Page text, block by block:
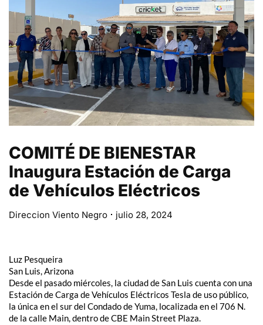
COMITÉ DE BIENESTAR
Inaugura Estación de Carga
de Vehículos Eléctricos
Direccion Viento Negro julio 28, 2024
Luz Pesqueira
San Luis, Arizona
Desde el pasado miércoles, la ciudad de San Luis cuenta con una
Estación de Carga de Vehículos Eléctricos Tesla de uso público,
la única en el sur del Condado de Yuma, localizada en el 706 N.
de la calle Main, dentro de CBE Main Street Plaza.